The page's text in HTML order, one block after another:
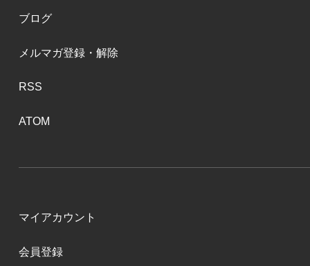
ブログ
メルマガ登録・解除
RSS
ATOM
マイアカウント
会員登録